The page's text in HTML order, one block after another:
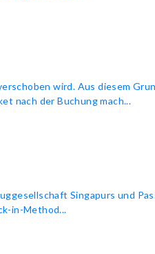
wird. Aus diesem
nach der Buchung mach...
Singapurs und
in-Method...